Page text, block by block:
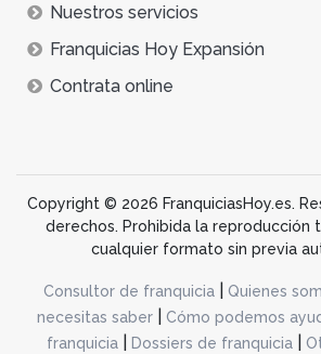
Nuestros servicios
Franquicias Hoy Expansión
Contrata online
Copyright © 2026 FranquiciasHoy.es.
derechos. Prohibida la reproducción
cualquier formato sin previa
Consultor de franquicia Quienes
necesitas saber
Cómo podemos
franquicia| Dossiers de franquicia|